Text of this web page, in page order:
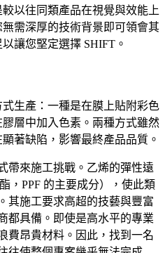
以往同類產品在視覺與效能上
需深厚的技術背景即可領會其
讓您堅定選擇 SHIFT。
生產：一種是在膜上貼附彩色
層中加入色素。兩種方式雖然
著缺陷，影響最終產品品質。
帶來施工挑戰。乙烯的彈性遠
，PPF 的主要成分），使此類
其施工要求高超的技藝與豐富
都具備。即使是高水平的專業
費昂貴材料。因此，找到一名